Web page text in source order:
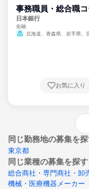
事務職員・総合職
日本銀行
金融
北海道、青森県、岩手県、
崎県、熊本県、大分県、宮崎県
お気に入り
同じ勤務地の募集を
東京都
同じ業種の募集を探す
総合商社・専門商社・卸
機械・医療機器メーカー